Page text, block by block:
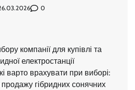
0
компанії для купівлі та
електростанції
варто врахувати при виборі:
продажу гібридних сонячних